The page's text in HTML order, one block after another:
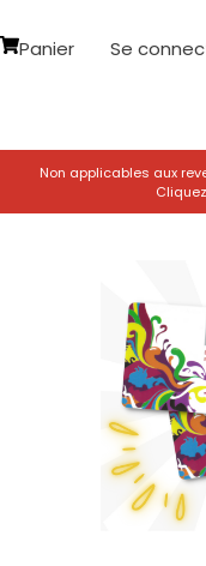
Panier Se
Non applicables aux